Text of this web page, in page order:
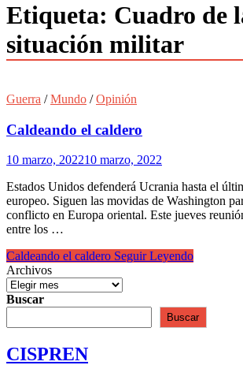
Etiqueta: Cuadro de
situación militar
Guerra /Mundo /Opinión
Caldeando el caldero
10 marzo, 202210 marzo, 2022
Estados Unidos defenderá Ucrania hasta el
europeo. Siguen las movidas de Washington
conflicto en Europa oriental. Este jueves
entre los …
Caldeando el caldero Seguir Leyendo
Archivos
Buscar
Buscar
CISPREN